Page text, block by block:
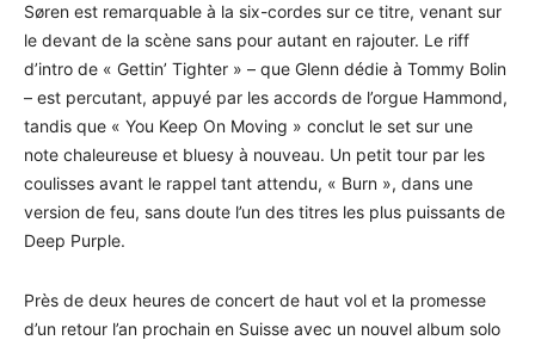
Søren est remarquable à la six-cordes sur ce titre, venant sur
le devant de la scène sans pour autant en rajouter. Le riff
d’intro de « Gettin’ Tighter » – que Glenn dédie à Tommy Bolin
– est percutant, appuyé par les accords de l’orgue Hammond,
tandis que « You Keep On Moving » conclut le set sur une
note chaleureuse et bluesy à nouveau. Un petit tour par les
coulisses avant le rappel tant attendu, « Burn », dans une
version de feu, sans doute l’un des titres les plus puissants de
Deep Purple.
Près de deux heures de concert de haut vol et la promesse
d’un retour l’an prochain en Suisse avec un nouvel album solo